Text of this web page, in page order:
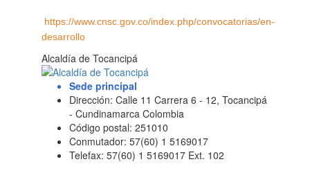
https://www.cnsc.gov.co/index.php/convocatorias/en-
desarrollo​​
Alcaldía de Tocancipá
Sede principal
Dirección: Calle 11 Carrera 6 - 12, Tocancipá
- Cundinamarca Colombia
Código postal: 251010
Conmutador: 57(60) 1 5169017
Telefax: 57(60) 1 5169017 Ext. 102